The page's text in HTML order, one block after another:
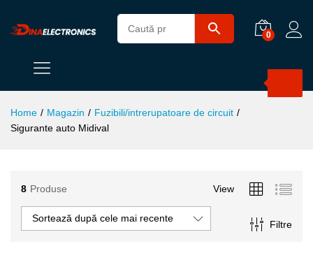
0
Home / Magazin / Fuzibili/intrerupatoare de circuit /
Sigurante auto Midival
8 Produse View
Filtre
Sortează după cele mai recente